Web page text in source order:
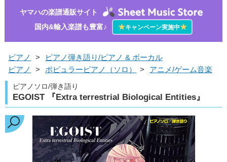
ヤマハの楽譜通販サイト
国内&輸入楽譜も豊富♪
★キャンペーン実施中★
ピアノ >
ピアノ弾き語り/ピアノ & ボーカル
ピアノ
> ポピュラーピアノ（ソロ） > アニメ/ゲーム音楽
ピアノソロ/弾き語り
EGOIST 『Extra terrestrial Biological Entities』